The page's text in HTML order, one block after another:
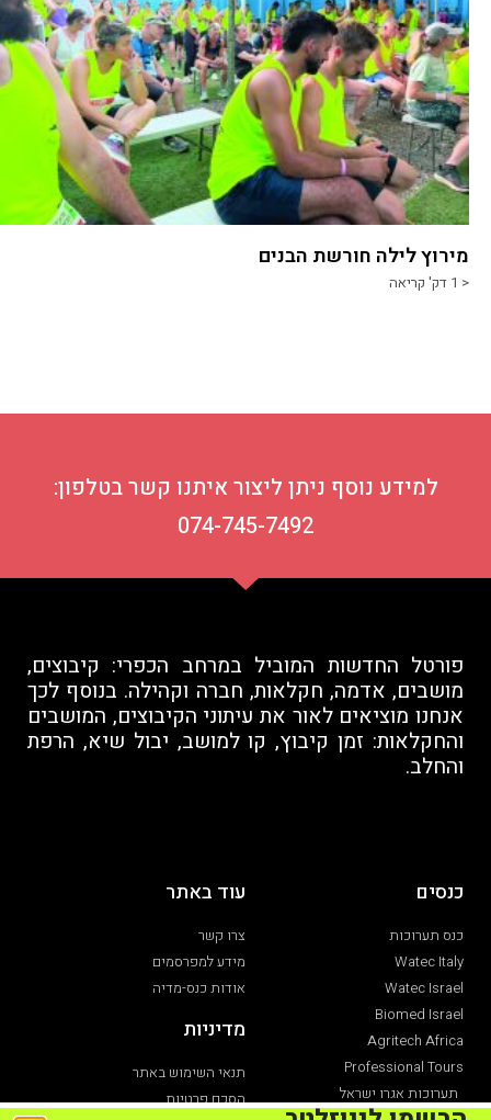
מירוץ לילה חורשת הבנים
< 1 דק' קריאה
למידע נוסף ניתן ליצור איתנו קשר בטלפון:
074-745-7492
פורטל החדשות המוביל במרחב הכפרי: קיבוצים,
מושבים, אדמה, חקלאות, חברה וקהילה. בנוסף לכך
אנחנו מוציאים לאור את עיתוני הקיבוצים, המושבים
והחקלאות: זמן קיבוץ, קו למושב, יבול שיא, הרפת
והחלב.
כנסים
כנס תערוכות
Watec Italy
Watec Israel
Biomed Israel
Agritech Africa
Professional Tours
תערוכות אגרו ישראל
תערוכת חקלאות
עוד באתר
צרו קשר
מידע למפרסמים
אודות כנס-מדיה
מדיניות
תנאי השימוש באתר
הסכם פרטיות